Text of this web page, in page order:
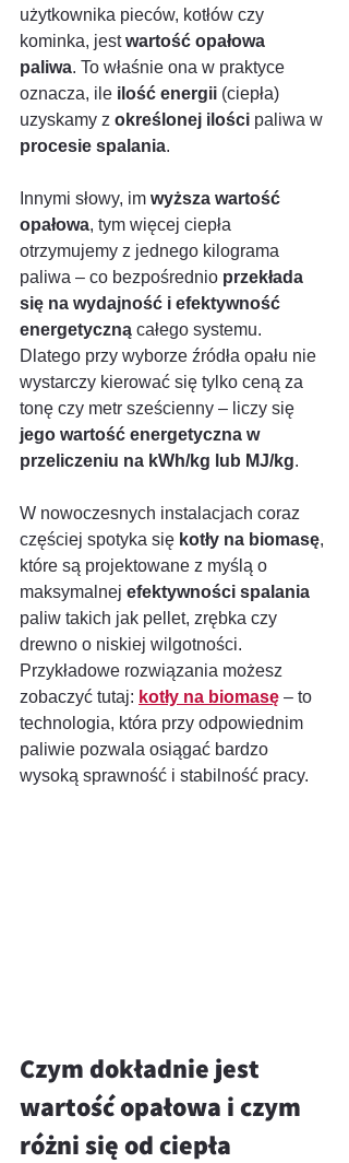
użytkownika pieców, kotłów czy
kominka, jest wartość opałowa
paliwa. To właśnie ona w praktyce
oznacza, ile ilość energii (ciepła)
uzyskamy z określonej ilości paliwa w
procesie spalania.
Innymi słowy, im wyższa wartość
opałowa, tym więcej ciepła
otrzymujemy z jednego kilograma
paliwa – co bezpośrednio przekłada
się na wydajność i efektywność
energetyczną całego systemu.
Dlatego przy wyborze źródła opału nie
wystarczy kierować się tylko ceną za
tonę czy metr sześcienny – liczy się
jego wartość energetyczna w
przeliczeniu na kWh/kg lub MJ/kg.
W nowoczesnych instalacjach coraz
częściej spotyka się kotły na biomasę,
które są projektowane z myślą o
maksymalnej efektywności spalania
paliw takich jak pellet, zrębka czy
drewno o niskiej wilgotności.
Przykładowe rozwiązania możesz
zobaczyć tutaj: kotły na biomasę – to
technologia, która przy odpowiednim
paliwie pozwala osiągać bardzo
wysoką sprawność i stabilność pracy.
Czym dokładnie jest
wartość opałowa i czym
różni się od ciepła